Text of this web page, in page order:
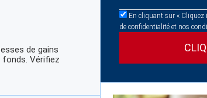
de gains
Vérifiez
En cliquant sur « Cliquez
de confidentialité et nos